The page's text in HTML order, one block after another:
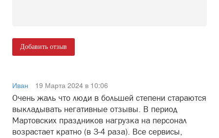
Добавить отзыв
Иван
19 Марта 2024 в 10:06
Очень жаль что люди в большей степени стараются
выкладывать негативные отзывы. В период
Мартовских праздников нагрузка на персонал
возрастает кратно (в 3-4 раза). Все сервисы,